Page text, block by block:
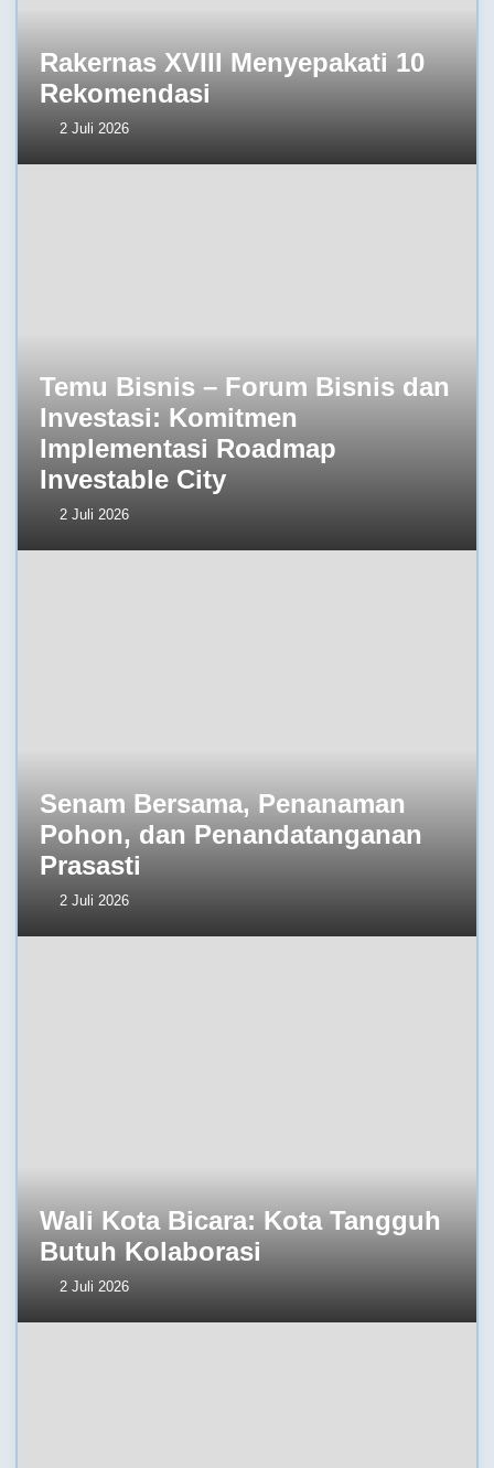
Rakernas XVIII Menyepakati 10
Rekomendasi
2 Juli 2026
Temu Bisnis – Forum Bisnis dan
Investasi: Komitmen
Implementasi Roadmap
Investable City
2 Juli 2026
Senam Bersama, Penanaman
Pohon, dan Penandatanganan
Prasasti
2 Juli 2026
Wali Kota Bicara: Kota Tangguh
Butuh Kolaborasi
2 Juli 2026